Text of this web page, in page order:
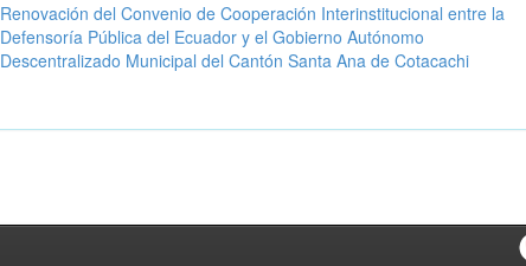
Renovación del Convenio de Cooperación Interinstitucional entre la
Defensoría Pública del Ecuador y el Gobierno Autónomo
Descentralizado Municipal del Cantón Santa Ana de Cotacachi